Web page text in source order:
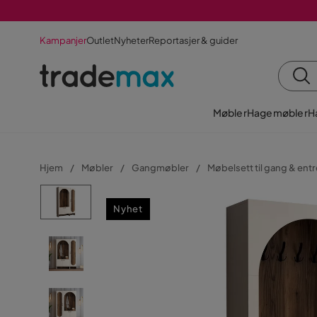
KampanjerOutletNyheterReportasjer & guider
MøblerHagemøbler
Hjem Møbler Gangmøbler Møbelsett til gang &
Nyhet